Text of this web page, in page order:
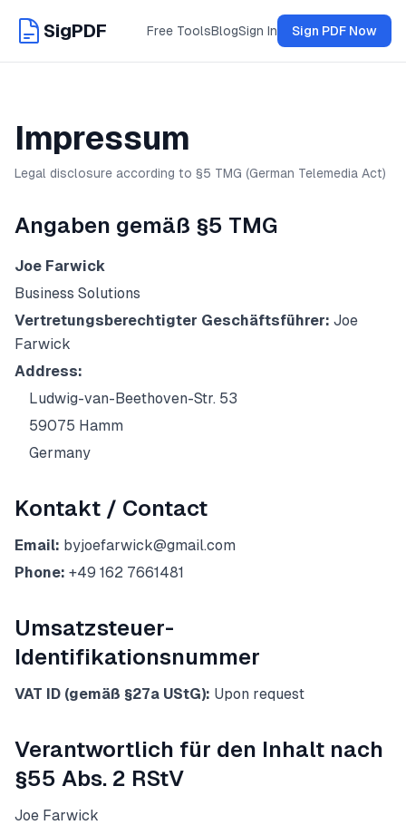
SigPDF Free ToolsBlogSign In Sign PDF Now
Impressum
Legal disclosure according to §5 TMG (German Telemedia Act)
Angaben gemäß §5 TMG
Joe Farwick
Business Solutions
Vertretungsberechtigter Geschäftsführer: Joe
Farwick
Address:
Ludwig-van-Beethoven-Str. 53
59075 Hamm
Germany
Kontakt / Contact
Email: byjoefarwick@gmail.com
Phone: +49 162 7661481
Umsatzsteuer-
Identifikationsnummer
VAT ID (gemäß §27a UStG): Upon request
Verantwortlich für den Inhalt nach
§55 Abs. 2 RStV
Joe Farwick